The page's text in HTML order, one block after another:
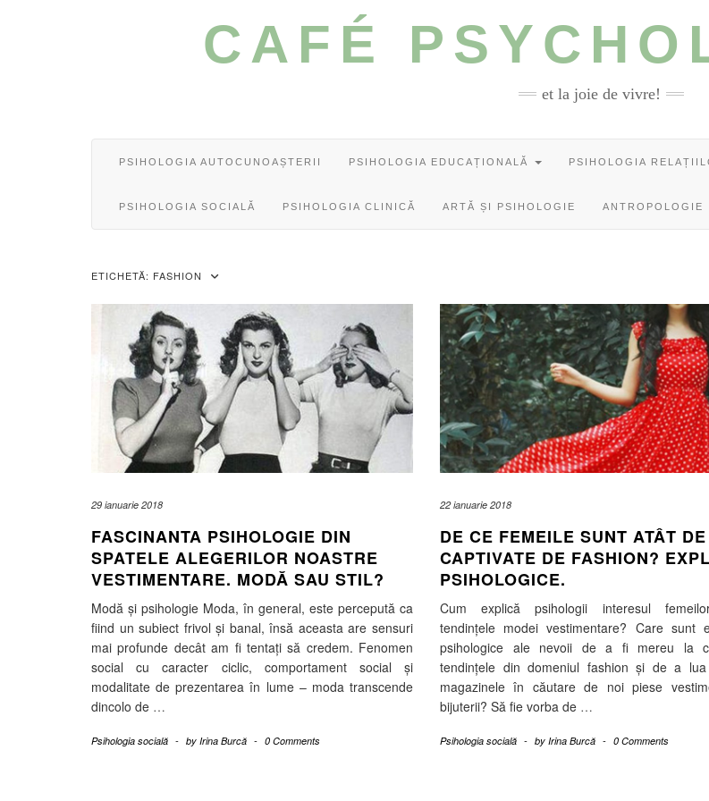
CAFÉ
et la joie de vivre!
PSIHOLOGIA AUTOCUNOAȘTERII PSIHOLOGIA EDUCAȚIONALĂ PSIHOLOGIA
PSIHOLOGIA SOCIALĂ PSIHOLOGIA CLINICĂ ARTĂ ȘI PSIHOLOGIE ANTROPOLOGIE
ETICHETĂ: FASHION
29 ianuarie 2018
FASCINANTA PSIHOLOGIE DIN
SPATELE ALEGERILOR NOASTRE
VESTIMENTARE. MODĂ SAU STIL?
Modă și psihologie Moda, în general, este percepută ca
fiind un subiect frivol și banal, însă aceasta are sensuri
mai profunde decât am fi tentați să credem. Fenomen
social cu caracter ciclic, comportament social și
modalitate de prezentarea în lume – moda transcende
dincolo de …
Psihologia socială - by Irina Burcă - 0 Comments
22 ianuarie 2018
DE CE FEMEILE SUNT ATÂT DE
CAPTIVATE DE FASHION?
PSIHOLOGICE.
Cum explică psihologii interesul
tendințele modei vestimentare? Care sunt
psihologice ale nevoii de a fi mereu la
tendințele din domeniul fashion și de a
magazinele în căutare de noi piese
bijuterii? Să fie vorba de …
Psihologia socială - by Irina Burcă - 0 Comments